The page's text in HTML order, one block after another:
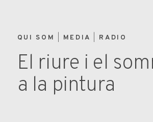
QUI SOM MEDIA RADIO
El riure i el
a la pintura